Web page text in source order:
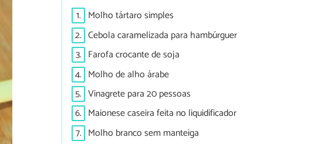
1. Molho tártaro simples
2. Cebola caramelizada para hambúrguer
3. Farofa crocante de soja
4. Molho de alho árabe
5. Vinagrete para 20 pessoas
6. Maionese caseira feita no liquidificador
7. Molho branco sem manteiga